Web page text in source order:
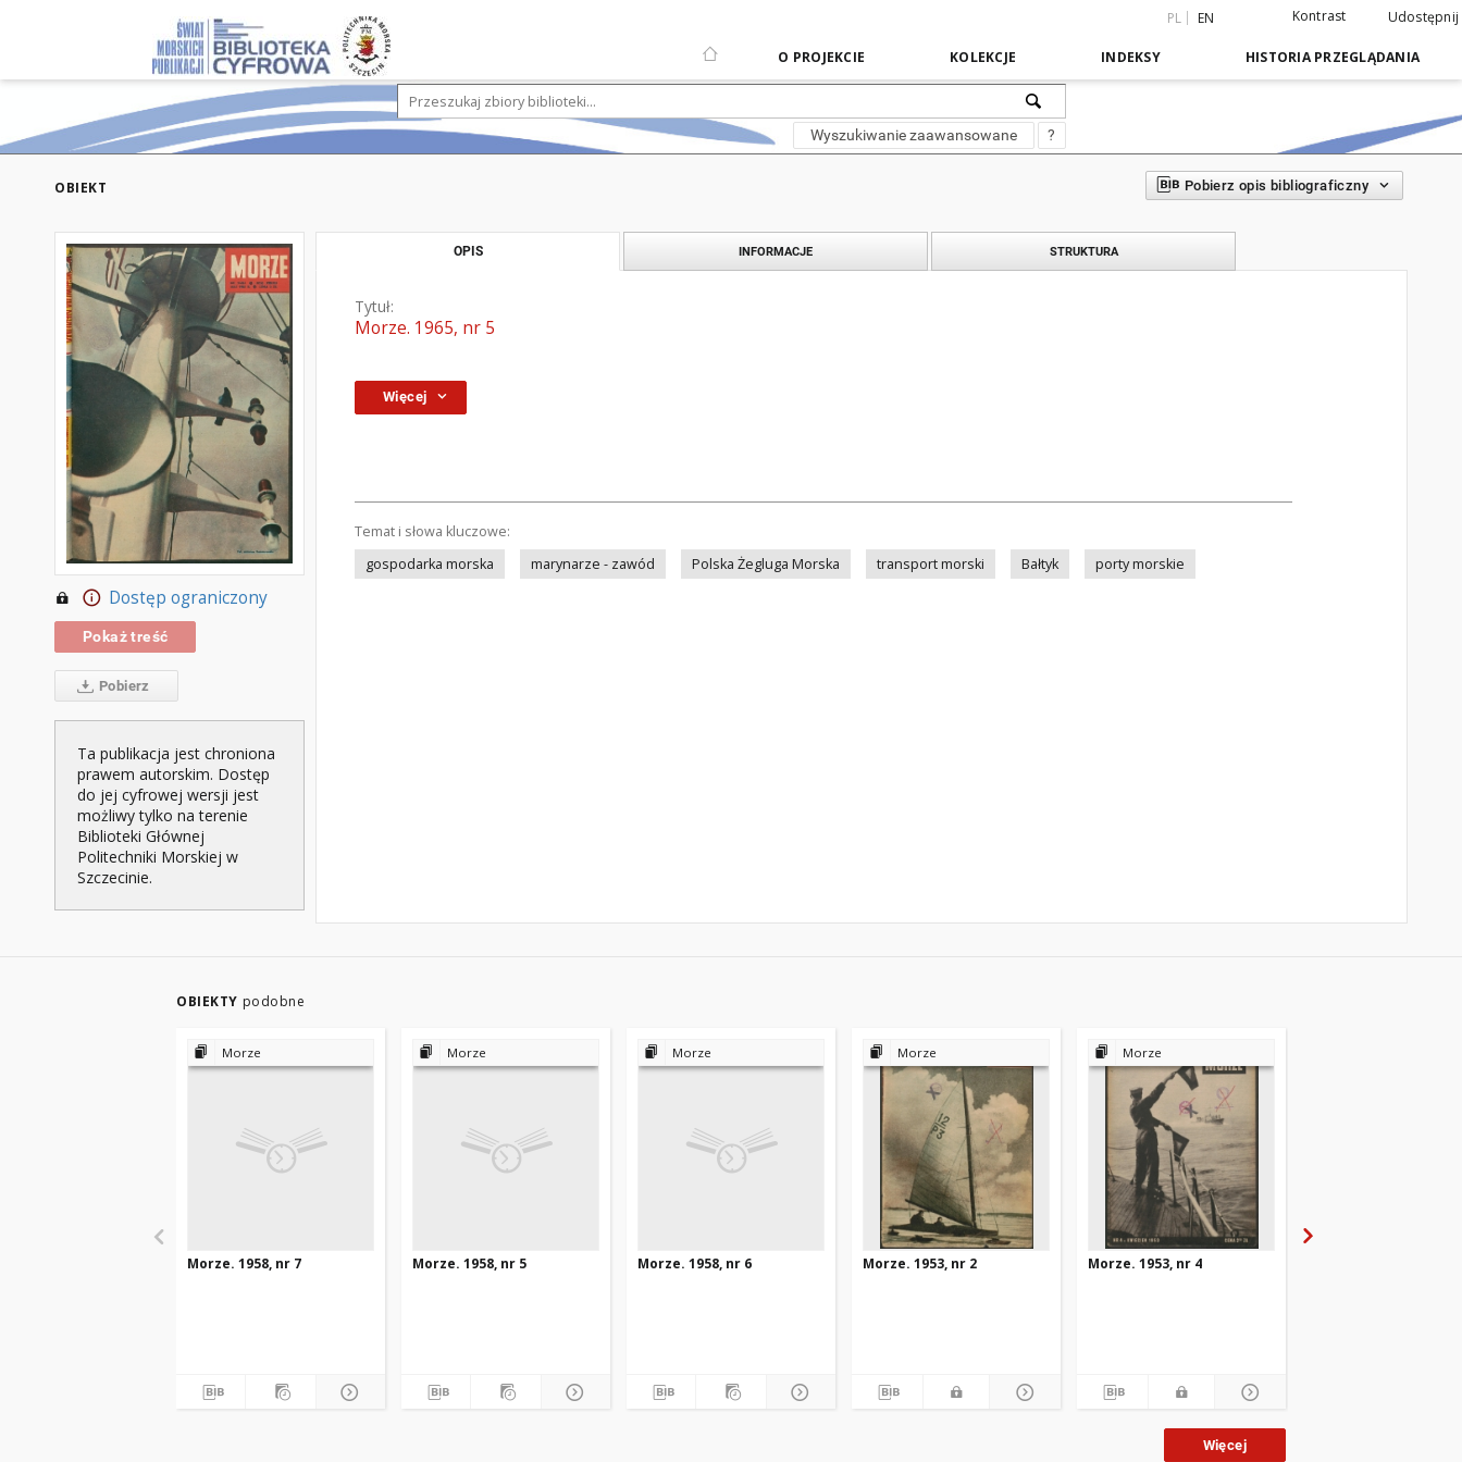
PL EN Kontrast Udostępnij
O PROJEKCIE KOLEKCJE INDEKSY HISTORIA PRZEGLĄDANIA
Wyszukiwanie zaawansowane ?
OBIEKT Pobierz opis bibliograficzny
Dostęp ograniczony
Pokaż treść
Pobierz
Ta publikacja jest chroniona
prawem autorskim. Dostęp
do jej cyfrowej wersji jest
możliwy tylko na terenie
Biblioteki Głównej
Politechniki Morskiej w
Szczecinie.
OPIS INFORMACJE STRUKTURA
Tytuł:
Morze. 1965, nr 5
Więcej
Temat i słowa kluczowe:
gospodarka morska
marynarze - zawód Polska Żegluga Morska transport morski Bałtyk porty morskie
OBIEKTY podobne
Morze
Morze. 1958, nr 7
Morze
Morze. 1958, nr 5
Morze
Morze. 1958, nr 6
Morze
Morze. 1953, nr 2
Morze
Morze. 1953, nr 4
Więcej